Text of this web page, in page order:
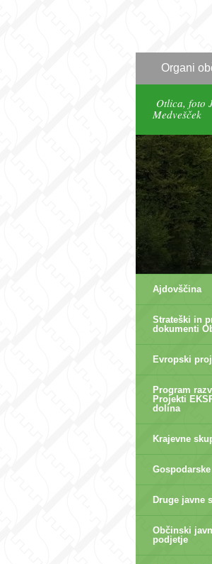
Organi
Otlica, foto
Medvešček
Ajdovščina
Strateški in
dokumenti
Evropski
Program
Projekti
dolina
Krajevne
Druge javne
Občinski
podjetje